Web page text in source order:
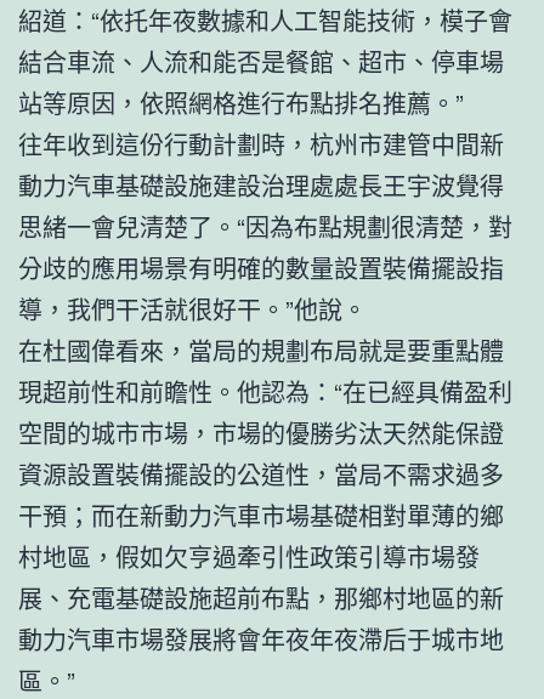
紹道：“依托年夜數據和人工智能技術，模子會
結合車流、人流和能否是餐館、超市、停車場
站等原因，依照網格進行布點排名推薦。”
往年收到這份行動計劃時，杭州市建管中間新
動力汽車基礎設施建設治理處處長王宇波覺得
思緒一會兒清楚了。“因為布點規劃很清楚，對
分歧的應用場景有明確的數量設置裝備擺設指
導，我們干活就很好干。”他說。
在杜國偉看來，當局的規劃布局就是要重點體
現超前性和前瞻性。他認為：“在已經具備盈利
空間的城市市場，市場的優勝劣汰天然能保證
資源設置裝備擺設的公道性，當局不需求過多
干預；而在新動力汽車市場基礎相對單薄的鄉
村地區，假如欠亨過牽引性政策引導市場發
展、充電基礎設施超前布點，那鄉村地區的新
動力汽車市場發展將會年夜年夜滯后于城市地
區。”